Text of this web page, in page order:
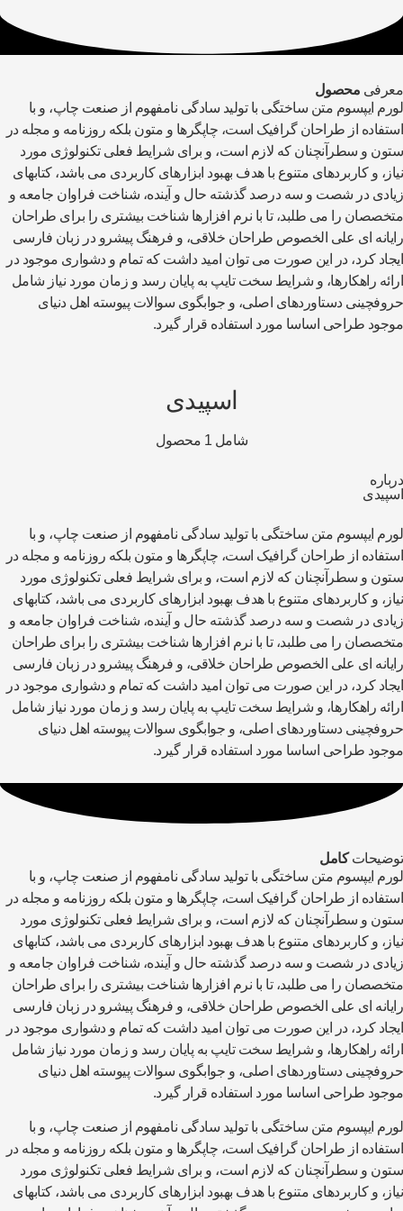
محصول
ایپسوم متن ساختگی با تولید سادگی نامفهوم از صنعت چاپ، و با
از طراحان گرافیک است، چاپگرها و متون بلکه روزنامه و مجله در
و سطرآنچنان که لازم است، و برای شرایط فعلی تکنولوژی مورد
و کاربردهای متنوع با هدف بهبود ابزارهای کاربردی می باشد، کتابهای
در شصت و سه درصد گذشته حال و آینده، شناخت فراوان جامعه و
را می طلبد، تا با نرم افزارها شناخت بیشتری را برای طراحان
ای علی الخصوص طراحان خلاقی، و فرهنگ پیشرو در زبان فارسی
کرد، در این صورت می توان امید داشت که تمام و دشواری موجود در
راهکارها، و شرایط سخت تایپ به پایان رسد و زمان مورد نیاز شامل
دستاوردهای اصلی، و جوابگوی سوالات پیوسته اهل دنیای
طراحی اساسا مورد استفاده قرار گیرد.
اسپیدی
شامل 1 محصول
ایپسوم متن ساختگی با تولید سادگی نامفهوم از صنعت چاپ، و با
از طراحان گرافیک است، چاپگرها و متون بلکه روزنامه و مجله در
و سطرآنچنان که لازم است، و برای شرایط فعلی تکنولوژی مورد
و کاربردهای متنوع با هدف بهبود ابزارهای کاربردی می باشد، کتابهای
در شصت و سه درصد گذشته حال و آینده، شناخت فراوان جامعه و
را می طلبد، تا با نرم افزارها شناخت بیشتری را برای طراحان
ای علی الخصوص طراحان خلاقی، و فرهنگ پیشرو در زبان فارسی
کرد، در این صورت می توان امید داشت که تمام و دشواری موجود در
راهکارها، و شرایط سخت تایپ به پایان رسد و زمان مورد نیاز شامل
دستاوردهای اصلی، و جوابگوی سوالات پیوسته اهل دنیای
طراحی اساسا مورد استفاده قرار گیرد.
کامل
ایپسوم متن ساختگی با تولید سادگی نامفهوم از صنعت چاپ، و با
از طراحان گرافیک است، چاپگرها و متون بلکه روزنامه و مجله در
و سطرآنچنان که لازم است، و برای شرایط فعلی تکنولوژی مورد
و کاربردهای متنوع با هدف بهبود ابزارهای کاربردی می باشد، کتابهای
در شصت و سه درصد گذشته حال و آینده، شناخت فراوان جامعه و
را می طلبد، تا با نرم افزارها شناخت بیشتری را برای طراحان
ای علی الخصوص طراحان خلاقی، و فرهنگ پیشرو در زبان فارسی
کرد، در این صورت می توان امید داشت که تمام و دشواری موجود در
راهکارها، و شرایط سخت تایپ به پایان رسد و زمان مورد نیاز شامل
دستاوردهای اصلی، و جوابگوی سوالات پیوسته اهل دنیای
طراحی اساسا مورد استفاده قرار گیرد.
ایپسوم متن ساختگی با تولید سادگی نامفهوم از صنعت چاپ، و با
از طراحان گرافیک است، چاپگرها و متون بلکه روزنامه و مجله در
و سطرآنچنان که لازم است، و برای شرایط فعلی تکنولوژی مورد
و کاربردهای متنوع با هدف بهبود ابزارهای کاربردی می باشد، کتابهای